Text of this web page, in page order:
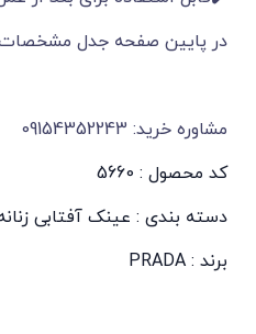
در پایین صفحه جدل
مشاوره خرید: 09154352243
کد محصول : 5660
دسته بندی : عینک آفتابی
برند : PRADA